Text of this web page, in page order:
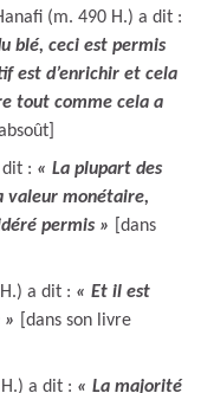
(m. 490 H.) a dit :
blé, ceci est permis
est d’enrichir et cela
tout comme cela a
dit : « La plupart des
valeur monétaire,
permis »
[dans
a dit : « Et il est
»
[dans son livre
H.) a dit : « La majorité